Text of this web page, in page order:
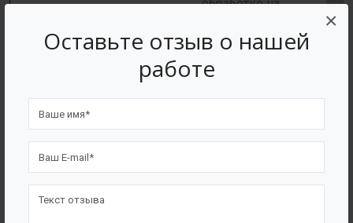
Оставьте отзыв о нашей
работе
×
изготовления
обработке на
станках, поэтому из него
можно изготавливать